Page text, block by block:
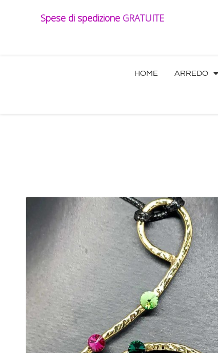
Spese di spedizione GRATUITE
HOME ARREDO